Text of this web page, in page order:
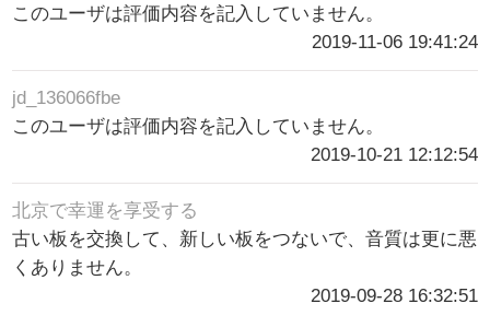
このユーザは評価内容を記入していません。
2019-11-06 19:41:24
jd_136066fbe
このユーザは評価内容を記入していません。
2019-10-21 12:12:54
北京で幸運を享受する
古い板を交換して、新しい板をつないで、音質は更に悪
くありません。
2019-09-28 16:32:51